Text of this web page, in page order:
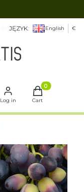
JĘZYK: English €
Log in
Products in
Cart